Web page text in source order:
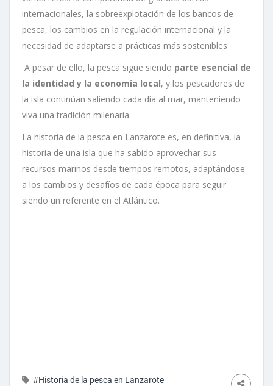
internacionales, la sobreexplotación de los bancos de
pesca, los cambios en la regulación internacional y la
necesidad de adaptarse a prácticas más sostenibles
A pesar de ello, la pesca sigue siendo parte esencial de
la identidad y la economía local, y los pescadores de
la isla continúan saliendo cada día al mar, manteniendo
viva una tradición milenaria
La historia de la pesca en Lanzarote es, en definitiva, la
historia de una isla que ha sabido aprovechar sus
recursos marinos desde tiempos remotos, adaptándose
a los cambios y desafíos de cada época para seguir
siendo un referente en el Atlántico.
#Historia de la pesca en Lanzarote